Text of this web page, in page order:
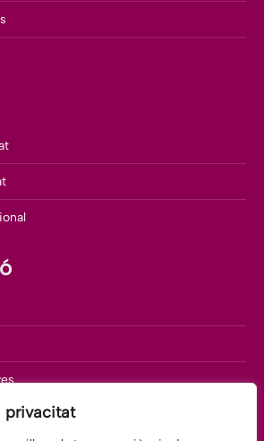
privacitat